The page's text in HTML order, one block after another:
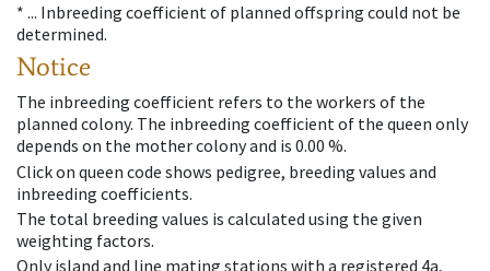
* ... Inbreeding coefficient of planned offspring could not be
determined.
Notice
The inbreeding coefficient refers to the workers of the
planned colony. The inbreeding coefficient of the queen only
depends on the mother colony and is 0.00 %.
Click on queen code shows pedigree, breeding values and
inbreeding coefficients.
The total breeding values is calculated using the given
weighting factors.
Only island and line mating stations with a registered 4a,